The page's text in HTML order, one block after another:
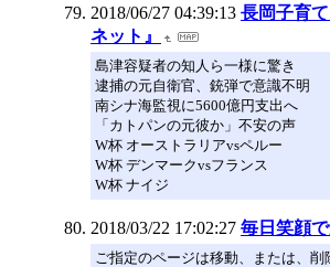
2018/06/27 04:39:13 長岡子育
ネット』
島津容疑者の知人ら一様に驚き
逮捕の元自衛官、銃弾で意識不明
南シナ海監視に5600億円支出へ
「カトパンの元彼か」不安の声
W杯 オーストラリアvsペルー
W杯 デンマークvsフランス
W杯 ナイジ
2018/03/22 17:02:27 毎日笑顔
ご指定のページは移動、または、